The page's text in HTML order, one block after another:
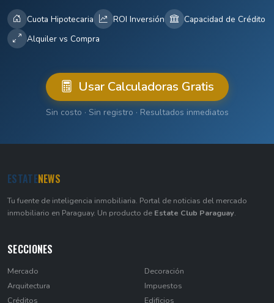
Cuota Hipotecaria ROI Inversión
Capacidad de Crédito
Alquiler vs Compra
Usar Calculadoras Gratis
Sin costo · Sin registro · Resultados inmediatos
ESTATENEWS
Tu fuente de inteligencia inmobiliaria. Portal de noticias del mercado
inmobiliario en Paraguay. Un producto de Estate Club Paraguay.
SECCIONES
Mercado
Arquitectura
Créditos
Decoración
Impuestos
Edificios